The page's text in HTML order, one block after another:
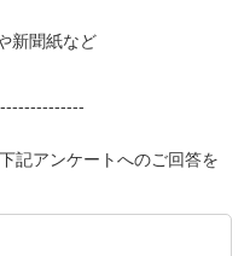
新聞紙など
記アンケートへのご回答を